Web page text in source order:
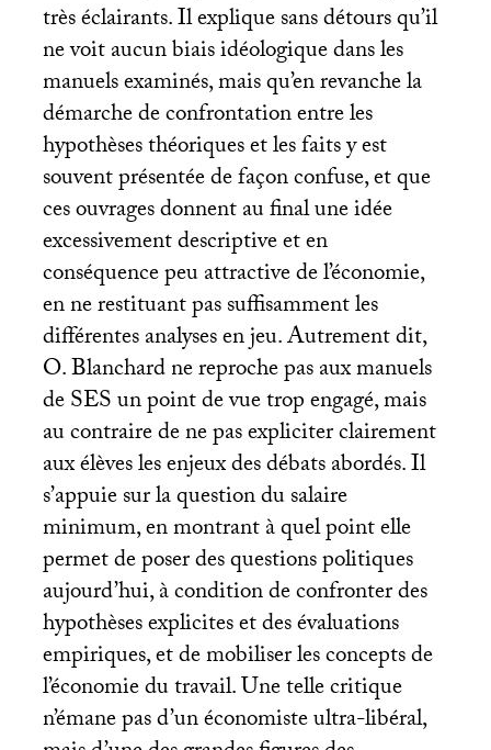
très éclairants. Il explique sans détours qu’il
ne voit aucun biais idéologique dans les
manuels examinés, mais qu’en revanche la
démarche de confrontation entre les
hypothèses théoriques et les faits y est
souvent présentée de façon confuse, et que
ces ouvrages donnent au final une idée
excessivement descriptive et en
conséquence peu attractive de l’économie,
en ne restituant pas suffisamment les
différentes analyses en jeu. Autrement dit,
O. Blanchard ne reproche pas aux manuels
deSESun point de vue trop engagé, mais
au contraire de ne pas expliciter clairement
aux élèves les enjeux des débats abordés. Il
s’appuie sur la question du salaire
minimum, en montrant à quel point elle
permet de poser des questions politiques
aujourd’hui, à condition de confronter des
hypothèses explicites et des évaluations
empiriques, et de mobiliser les concepts de
l’économie du travail. Une telle critique
n’émane pas d’un économiste ultra-libéral,